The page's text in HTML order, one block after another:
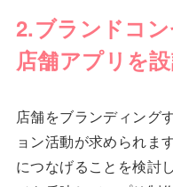
2.ブランドコン
店舗アプリを
店舗をブランディング
ョン活動が求められま
につなげることを検討